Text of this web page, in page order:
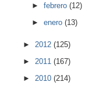
►febrero(12)
►enero(13)
► 2012 (125)
► 2011 (167)
► 2010 (214)